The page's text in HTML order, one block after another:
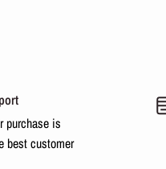
purchase is
best customer